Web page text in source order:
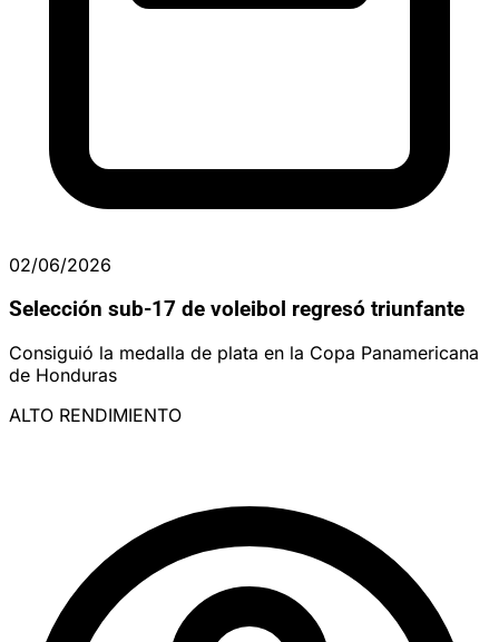
02/06/2026
Selección sub-17 de voleibol regresó triunfante
Consiguió la medalla de plata en la Copa Panamericana
de Honduras
ALTO RENDIMIENTO